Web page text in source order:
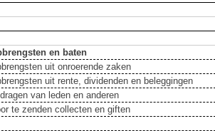
en baten
uit onroerende zaken
uit rente, dividenden en beleggingen
van leden en anderen
te zenden collecten en giften